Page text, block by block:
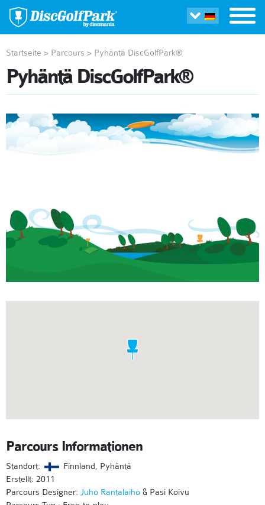
Startseite > Parcours > Pyhäntä DiscGolfPark®
Pyhäntä DiscGolfPark®
Parcours Informationen
Standort:
Finnland, Pyhäntä
Erstellt: 2011
Parcours Designer: Juho Rantalaiho & Pasi Koivu